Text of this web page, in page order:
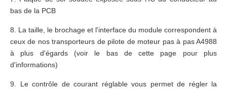
bas de la PCB
8. La taille, le brochage et l'interface du module correspondent à
ceux de nos transporteurs de pilote de moteur pas à pas A4988
à plus d'égards (voir le bas de cette page pour plus
d'informations)
9. Le contrôle de courant réglable vous permet de régler la